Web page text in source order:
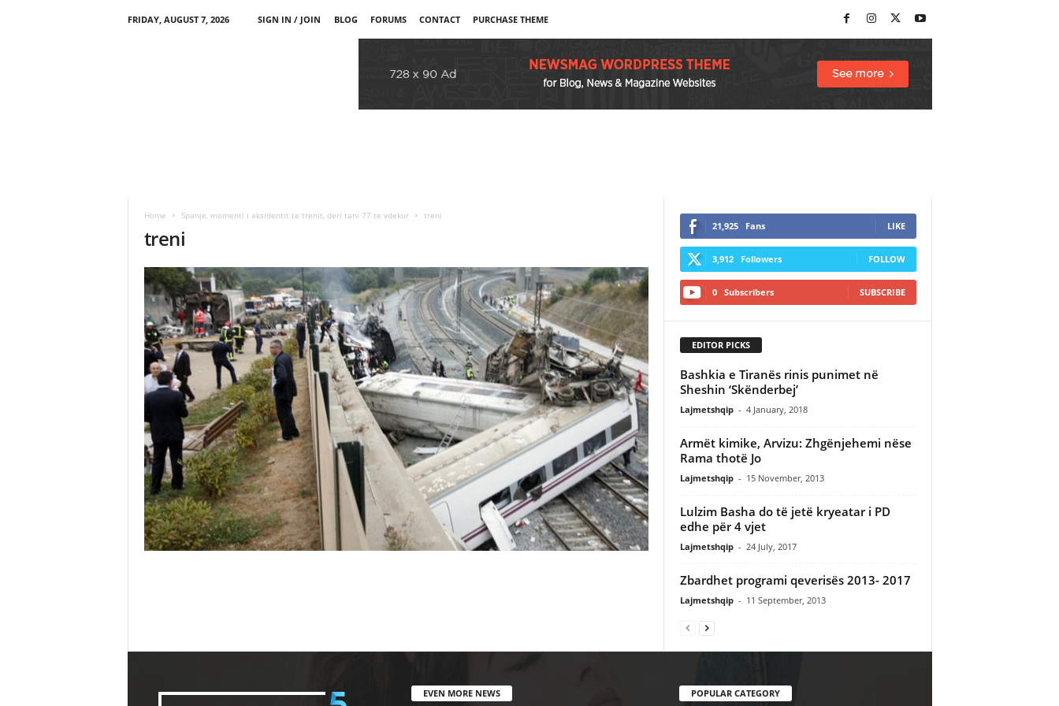
FRIDAY, AUGUST 7, 2026 SIGN IN / JOIN BLOG FORUMS CONTACT PURCHASE THEME
Home Spanje, momenti i aksidentit te trenit, deri tani 77 te vdekur treni
treni 21,925 Fans LIKE
3,912 Followers FOLLOW
0 Subscribers SUBSCRIBE
EDITOR PICKS
Bashkia e Tiranës rinis punimet në
Sheshin ‘Skënderbej’
Lajmetshqip - 4 January, 2018
Armët kimike, Arvizu: Zhgënjehemi nëse
Rama thotë Jo
Lajmetshqip - 15 November, 2013
Lulzim Basha do të jetë kryeatar i PD
edhe për 4 vjet
Lajmetshqip - 24 July, 2017
Zbardhet programi qeverisës 2013- 2017
Lajmetshqip - 11 September, 2013
EVEN MORE NEWS POPULAR CATEGORY